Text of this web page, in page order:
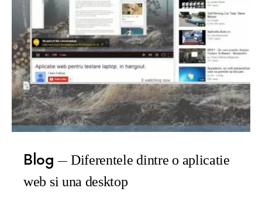
Blog
Diferentele dintre o aplicatie
web si una desktop